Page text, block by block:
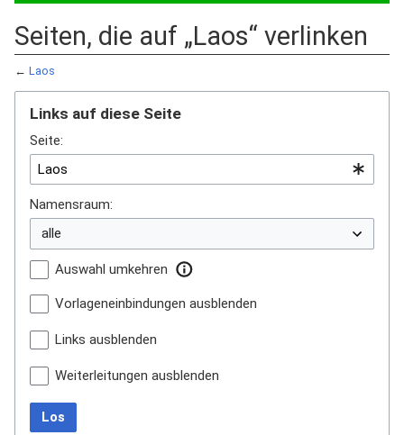
Seiten, die auf „Laos“ verlinken
← Laos
Links auf diese Seite
Seite:
Namensraum:
Auswahl umkehren
Vorlageneinbindungen ausblenden
Links ausblenden
Weiterleitungen ausblenden
Los